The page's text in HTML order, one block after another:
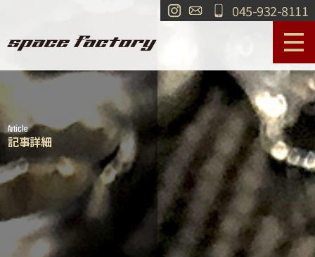
045-932-8111
作業事例
ショールーム
買取 交通・アクセス
お問い合わせ
Article
記事詳細